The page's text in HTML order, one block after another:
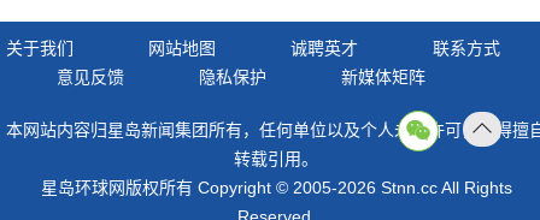
关于我们 网站地图 诚聘英才
联系方式
意见反馈
隐私保护 新媒体矩阵
本网站内容归星岛新闻集团所有，任何单位以及个人未经许可，不得擅
转载引用。
星岛环球网版权所有 Copyright © 2005-2026 Stnn.cc All Rights
顶部